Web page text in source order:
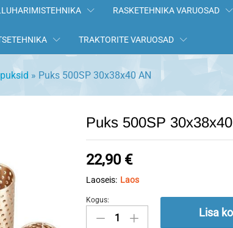
RASKETEHNIKA VARUOSAD
TRAKTORITE VARUOSAD
» Puks 500SP 30x38x40 AN
Puks 500SP
22,90 €
Laoseis: Laos
Puks
500SP
Kogus:
Lisa